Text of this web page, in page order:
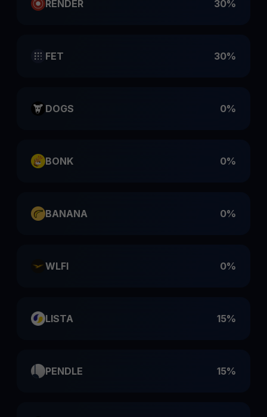
RENDER 30%
FET 30%
DOGS 0%
BONK 0%
BANANA 0%
WLFI 0%
LISTA 15%
PENDLE 15%